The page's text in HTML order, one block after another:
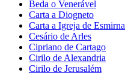
Beda o Venerável
Carta a Diogneto
Carta a Igreja de Esmirna
Cesário de Arles
Cipriano de Cartago
Cirilo de Alexandria
Cirilo de Jerusalém